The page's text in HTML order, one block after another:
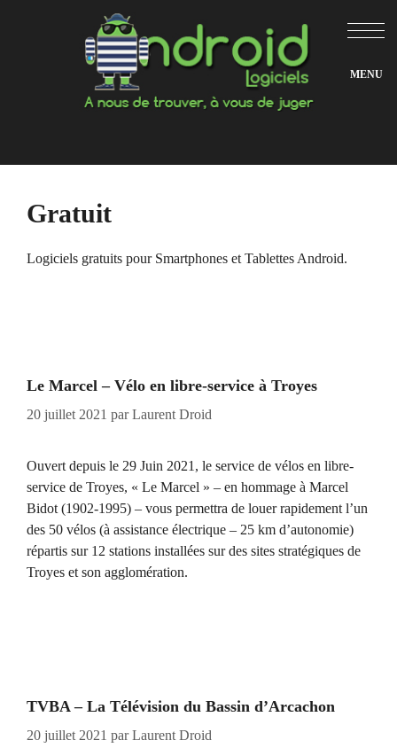
Gratuit
Logiciels gratuits pour Smartphones et Tablettes Android.
Le Marcel – Vélo en libre-service à Troyes
20 juillet 2021 parLaurent Droid
Ouvert depuis le 29 Juin 2021, le service de vélos en libre-
service de Troyes, « Le Marcel » – en hommage à Marcel
Bidot (1902-1995) – vous permettra de louer rapidement l’un
des 50 vélos (à assistance électrique – 25 km d’autonomie)
répartis sur 12 stations installées sur des sites stratégiques de
Troyes et son agglomération.
TVBA – La Télévision du Bassin d’Arcachon
20 juillet 2021 parLaurent Droid